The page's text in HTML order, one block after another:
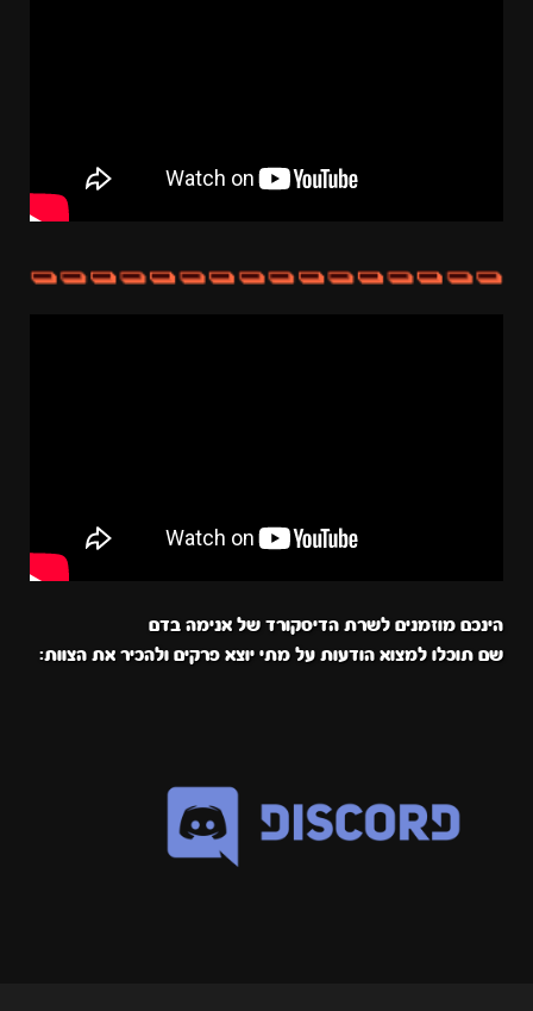
הינכם מוזמנים לשרת הדיסקורד של אנימה בדם
שם תוכלו למצוא הודעות על מתי יוצא פרקים ולהכיר את הצוות: